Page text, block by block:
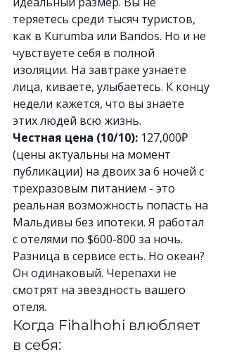
теряетесь среди тысяч туристов,
как в Kurumba или Bandos. Но и не
чувствуете себя в полной
изоляции. На завтраке узнаете
лица, киваете, улыбаетесь. К концу
недели кажется, что вы знаете
этих людей всю жизнь.
Честная цена (10/10): 127,000₽
(цены актуальны на момент
публикации) на двоих за 6 ночей с
трехразовым питанием - это
реальная возможность попасть на
Мальдивы без ипотеки. Я работал
с отелями по $600-800 за ночь.
Разница в сервисе есть. Но океан?
Он одинаковый. Черепахи не
смотрят на звездность вашего
отеля.
Когда Fihalhohi влюбляет
в себя: